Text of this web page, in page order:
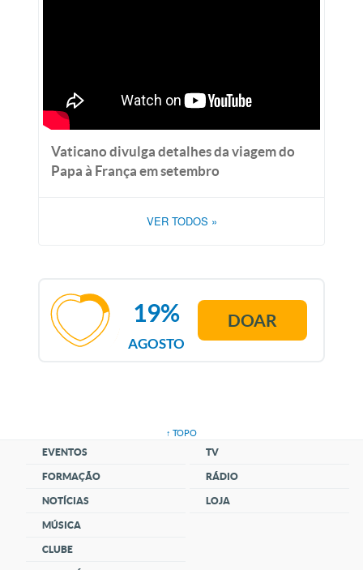
Vaticano divulga detalhes da viagem do
Papa à França em setembro
VER TODOS »
AGOSTO
19% DOAR
↑ TOPO
EVENTOS
FORMAÇÃO
NOTÍCIAS
MÚSICA
CLUBE
TV
RÁDIO
LOJA